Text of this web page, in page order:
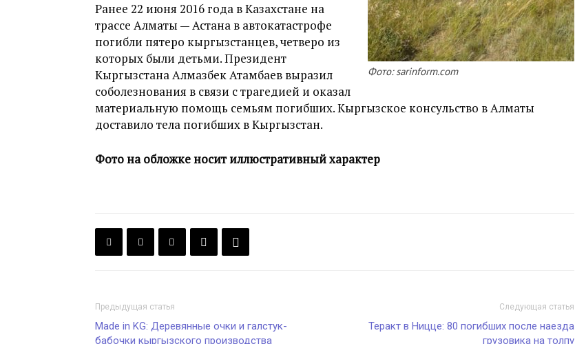
Фото: sarinform.com
Ранее 22 июня 2016 года в Казахстане на
трассе Алматы — Астана в автокатастрофе
погибли пятеро кыргызстанцев, четверо из
которых были детьми. Президент
Кыргызстана Алмазбек Атамбаев выразил
соболезнования в связи с трагедией и оказал
материальную помощь семьям погибших. Кыргызское консульство в Алматы
доставило тела погибших в Кыргызстан.
Фото на обложке носит иллюстративный характер
Предыдущая статья
Made in KG: Деревянные очки и галстук-
бабочки кыргызского производства
Следующая статья
Теракт в Ницце: 80 погибших после наезда
грузовика на толпу